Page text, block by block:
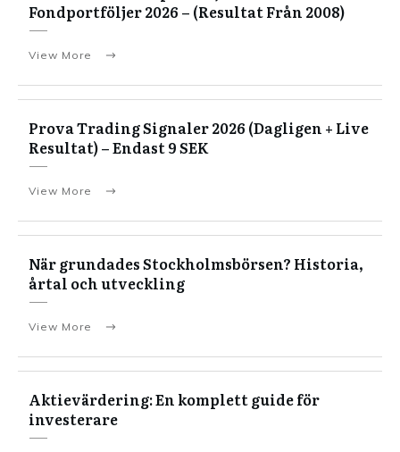
Fondportföljer 2026 – (Resultat Från 2008)
View More
Prova Trading Signaler 2026 (Dagligen + Live
Resultat) – Endast 9 SEK
View More
När grundades Stockholmsbörsen? Historia,
årtal och utveckling
View More
Aktievärdering: En komplett guide för
investerare